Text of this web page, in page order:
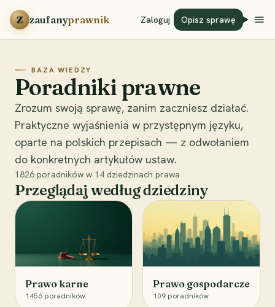
Przejdź do treści
Z zaufanyprawnik Zaloguj Opisz sprawę
BAZA WIEDZY
Poradniki prawne
Zrozum swoją sprawę, zanim zaczniesz działać.
Praktyczne wyjaśnienia w przystępnym języku,
oparte na polskich przepisach — z odwołaniem
do konkretnych artykułów ustaw.
1826 poradników w 14 dziedzinach prawa
Przeglądaj według dziedziny
Prawo karne
1456 poradników
Prawo gospodarcze
109 poradników